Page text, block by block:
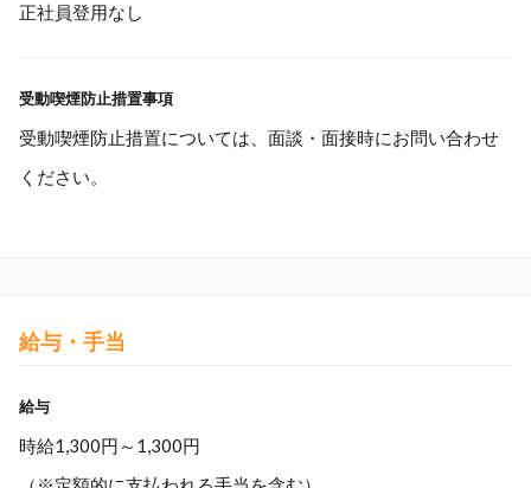
正社員登用なし
受動喫煙防止措置事項
受動喫煙防止措置については、面談・面接時にお問い合わせ
ください。
給与・手当
給与
時給1,300円～1,300円